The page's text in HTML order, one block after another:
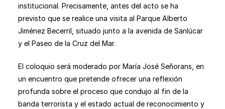
institucional. Precisamente, antes del acto se ha
previsto que se realice una visita al Parque Alberto
Jiménez Becerril, situado junto a la avenida de Sanlúcar
y el Paseo de la Cruz del Mar.
El coloquio será moderado por María José Señorans, en
un encuentro que pretende ofrecer una reflexión
profunda sobre el proceso que condujo al fin de la
banda terrorista y el estado actual de reconocimiento y